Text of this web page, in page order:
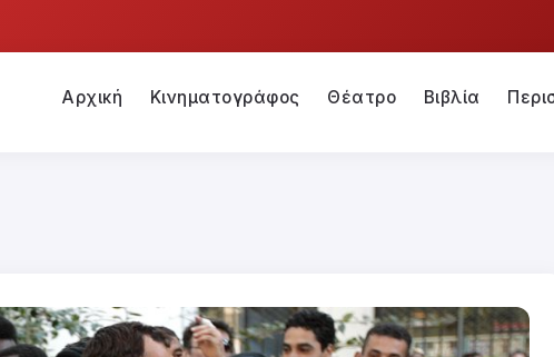
Αρχική Κινηματογράφος Θέατρο Βιβλία